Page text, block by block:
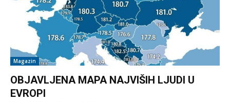
Magazin
OBJAVLJENA MAPA NAJVIŠIH LJUDI U
EVROPI